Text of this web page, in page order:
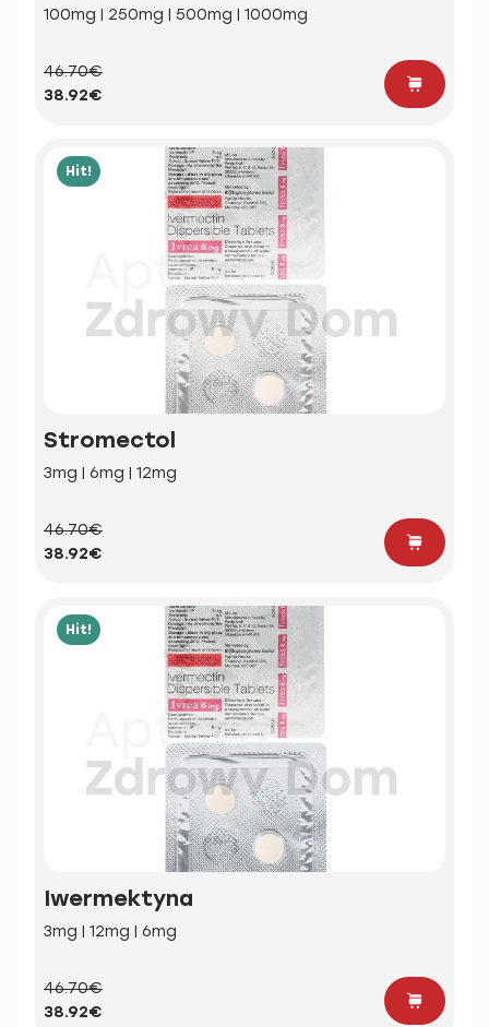
100mg | 250mg | 500mg | 1000mg
46.70€
38.92€
Hit!
Stromectol
3mg | 6mg | 12mg
46.70€
38.92€
Hit!
Iwermektyna
3mg | 12mg | 6mg
46.70€
38.92€